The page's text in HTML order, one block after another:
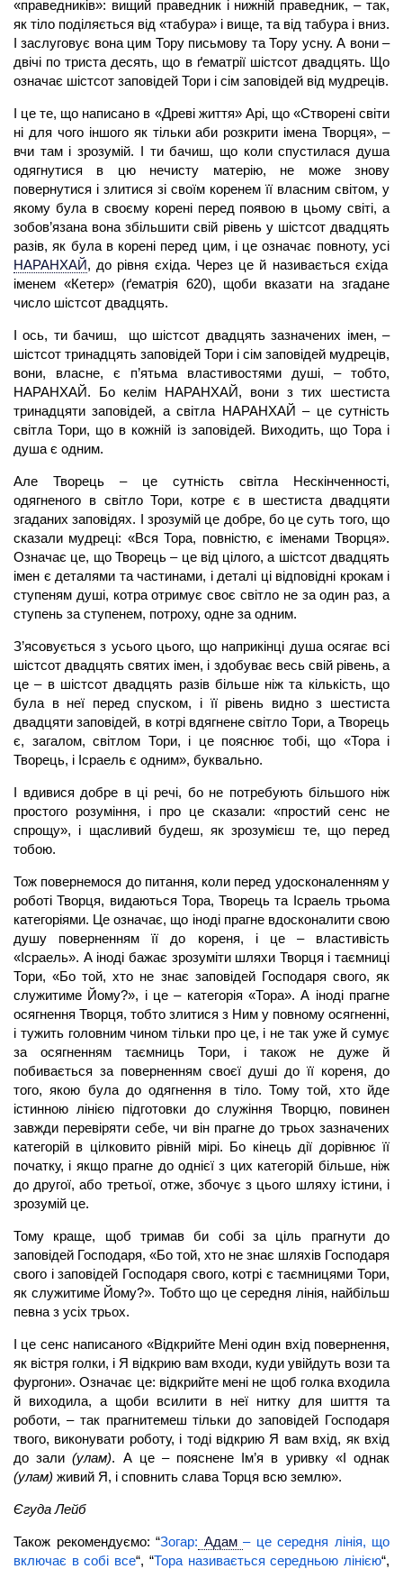
«праведників»: вищий праведник і нижній праведник, – так,
як тіло поділяється від «табура» і вище, та від табура і вниз.
І заслуговує вона цим Тору письмову та Тору усну. А вони –
двічі по триста десять, що в ґематрії шістсот двадцять. Що
означає шістсот заповідей Тори і сім заповідей від мудреців.
І це те, що написано в «Древі життя» Арі, що «Створені світи
ні для чого іншого як тільки аби розкрити імена Творця», –
вчи там і зрозумій. І ти бачиш, що коли спустилася душа
одягнутися в цю нечисту матерію, не може знову
повернутися і злитися зі своїм коренем її власним світом, у
якому була в своєму корені перед появою в цьому світі, а
зобов’язана вона збільшити свій рівень у шістсот двадцять
разів, як була в корені перед цим, і це означає повноту, усі
НАРАНХАЙ, до рівня єхіда. Через це й називається єхіда
іменем «Кетер» (ґематрія 620), щоби вказати на згадане
число шістсот двадцять.
І ось, ти бачиш, що шістсот двадцять зазначених імен, –
шістсот тринадцять заповідей Тори і сім заповідей мудреців,
вони, власне, є п’ятьма властивостями душі, – тобто,
НАРАНХАЙ. Бо келім НАРАНХАЙ, вони з тих шестиста
тринадцяти заповідей, а світла НАРАНХАЙ – це сутність
світла Тори, що в кожній із заповідей. Виходить, що Тора і
душа є одним.
Але Творець – це сутність світла Нескінченності,
одягненого в світло Тори, котре є в шестиста двадцяти
згаданих заповідях. І зрозумій це добре, бо це суть того, що
сказали мудреці: «Вся Тора, повністю, є іменами Творця».
Означає це, що Творець – це від цілого, а шістсот двадцять
імен є деталями та частинами, і деталі ці відповідні крокам і
ступеням душі, котра отримує своє світло не за один раз, а
ступень за ступенем, потроху, одне за одним.
З’ясовується з усього цього, що наприкінці душа осягає всі
шістсот двадцять святих імен, і здобуває весь свій рівень, а
це – в шістсот двадцять разів більше ніж та кількість, що
була в неї перед спуском, і її рівень видно з шестиста
двадцяти заповідей, в котрі вдягнене світло Тори, а Творець
є, загалом, світлом Тори, і це пояснює тобі, що «Тора і
Творець, і Ісраель є одним», буквально.
І вдивися добре в ці речі, бо не потребують більшого ніж
простого розуміння, і про це сказали: «простий сенс не
спрощу», і щасливий будеш, як зрозумієш те, що перед
тобою.
Тож повернемося до питання, коли перед удосконаленням у
роботі Творця, видаються Тора, Творець та Ісраель трьома
категоріями. Це означає, що іноді прагне вдосконалити свою
душу поверненням її до кореня, і це – властивість
«Ісраель». А іноді бажає зрозуміти шляхи Творця і таємниці
Тори, «Бо той, хто не знає заповідей Господаря свого, як
служитиме Йому?», і це – категорія «Тора». А іноді прагне
осягнення Творця, тобто злитися з Ним у повному осягненні,
і тужить головним чином тільки про це, і не так уже й сумує
за осягненням таємниць Тори, і також не дуже й
побивається за поверненням своєї душі до її кореня, до
того, якою була до одягнення в тіло. Тому той, хто йде
істинною лінією підготовки до служіння Творцю, повинен
завжди перевіряти себе, чи він прагне до трьох зазначених
категорій в цілковито рівній мірі. Бо кінець дії дорівнює її
початку, і якщо прагне до однієї з цих категорій більше, ніж
до другої, або третьої, отже, збочує з цього шляху істини, і
зрозумій це.
Тому краще, щоб тримав би собі за ціль прагнути до
заповідей Господаря, «Бо той, хто не знає шляхів Господаря
свого і заповідей Господаря свого, котрі є таємницями Тори,
як служитиме Йому?». Тобто що це середня лінія, найбільш
певна з усіх трьох.
І це сенс написаного «Відкрийте Мені один вхід повернення,
як вістря голки, і Я відкрию вам входи, куди увійдуть вози та
фургони». Означає це: відкрийте мені не щоб голка входила
й виходила, а щоби всилити в неї нитку для шиття та
роботи, – так прагнитемеш тільки до заповідей Господаря
твого, виконувати роботу, і тоді відкрию Я вам вхід, як вхід
до зали(улам). А це – пояснене Ім’я в уривку «І однак
(улам) живий Я, і сповнить слава Торця всю землю».
Єгуда Лейб
Також рекомендуємо: “Зогар: Адам – це середня лінія, що
включає в собі все“, “Тора називається середньою лінією“,